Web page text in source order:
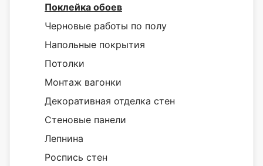
Поклейка обоев
Черновые работы по полу
Напольные покрытия
Потолки
Монтаж вагонки
Декоративная отделка стен
Стеновые панели
Лепнина
Роспись стен